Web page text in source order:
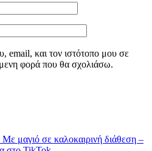
email, και τον ιστότοπο μου σε
φορά που θα σχολιάσω.
μαγιό σε καλοκαιρινή διάθεση –